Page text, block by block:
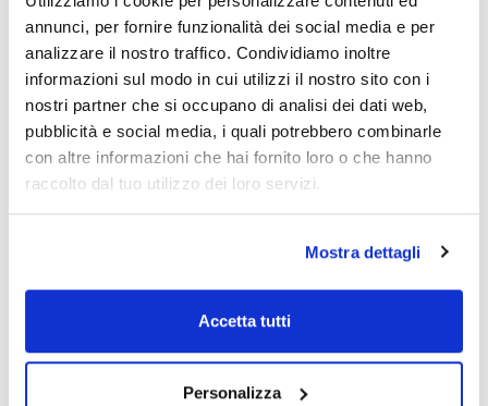
annunci, per fornire funzionalità dei social media e per
analizzare il nostro traffico. Condividiamo inoltre
informazioni sul modo in cui utilizzi il nostro sito con i
nostri partner che si occupano di analisi dei dati web,
pubblicità e social media, i quali potrebbero combinarle
con altre informazioni che hai fornito loro o che hanno
raccolto dal tuo utilizzo dei loro servizi.
Mostra dettagli
Accetta tutti
Personalizza
Codice
000HS1420B
Confezionamento
x 500 u.
Prezzo
Acquista
Disponibilità
Controlla le
scorte
250
Tipo Conf. (unità)